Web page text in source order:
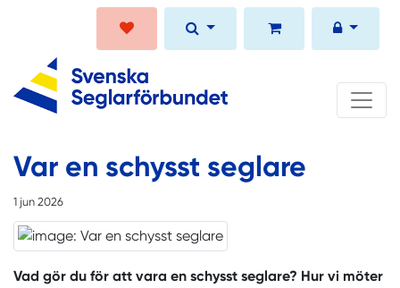
Var en schysst seglare
1 jun 2026
Vad gör du för att vara en schysst seglare? Hur vi möter